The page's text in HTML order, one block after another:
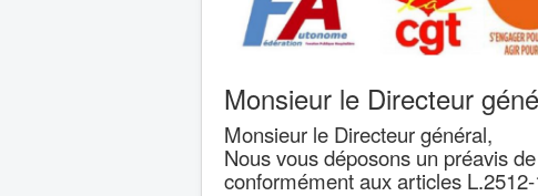
Monsieur le Directeur
Monsieur le Directeur général,
Nous vous déposons un préavis
conformément aux articles